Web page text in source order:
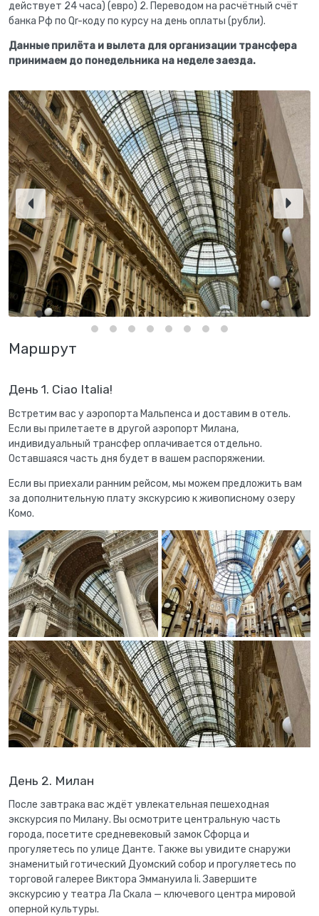
действует 24 часа) (евро) 2. Переводом на расчётный счёт
банка Рф по Qr-коду по курсу на день оплаты (рубли).
Данные прилёта и вылета для организации трансфера
принимаем до понедельника на неделе заезда.
Маршрут
День 1. Ciao Italia!
Встретим вас у аэропорта Мальпенса и доставим в отель.
Если вы прилетаете в другой аэропорт Милана,
индивидуальный трансфер оплачивается отдельно.
Оставшаяся часть дня будет в вашем распоряжении.
Если вы приехали ранним рейсом, мы можем предложить вам
за дополнительную плату экскурсию к живописному озеру
Комо.
День 2. Милан
После завтрака вас ждёт увлекательная пешеходная
экскурсия по Милану. Вы осмотрите центральную часть
города, посетите средневековый замок Сфорца и
прогуляетесь по улице Данте. Также вы увидите снаружи
знаменитый готический Дуомский собор и прогуляетесь по
торговой галерее Виктора Эммануила Ii. Завершите
экскурсию у театра Ла Скала — ключевого центра мировой
оперной культуры.